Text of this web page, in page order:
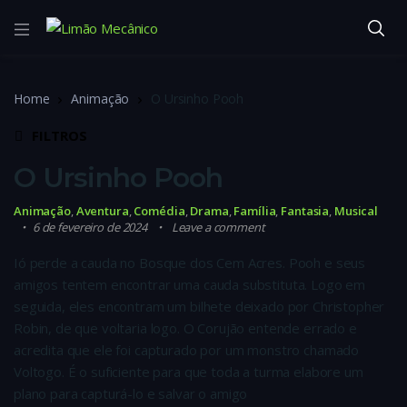
Home Animação O Ursinho Pooh
O Ursinho Pooh
Animação,Aventura,Comédia,Drama,Família, Fantasia, Musical
6 de fevereiro de 2024
Leave a comment
Ió perde a cauda no Bosque dos Cem Acres. Pooh e seus
amigos tentem encontrar uma cauda substituta. Logo em
seguida, eles encontram um bilhete deixado por Christopher
Robin, de que voltaria logo. O Corujão entende errado e
acredita que ele foi capturado por um monstro chamado
Voltogo. É o suficiente para que toda a turma elabore um
plano para capturá-lo e salvar o amigo